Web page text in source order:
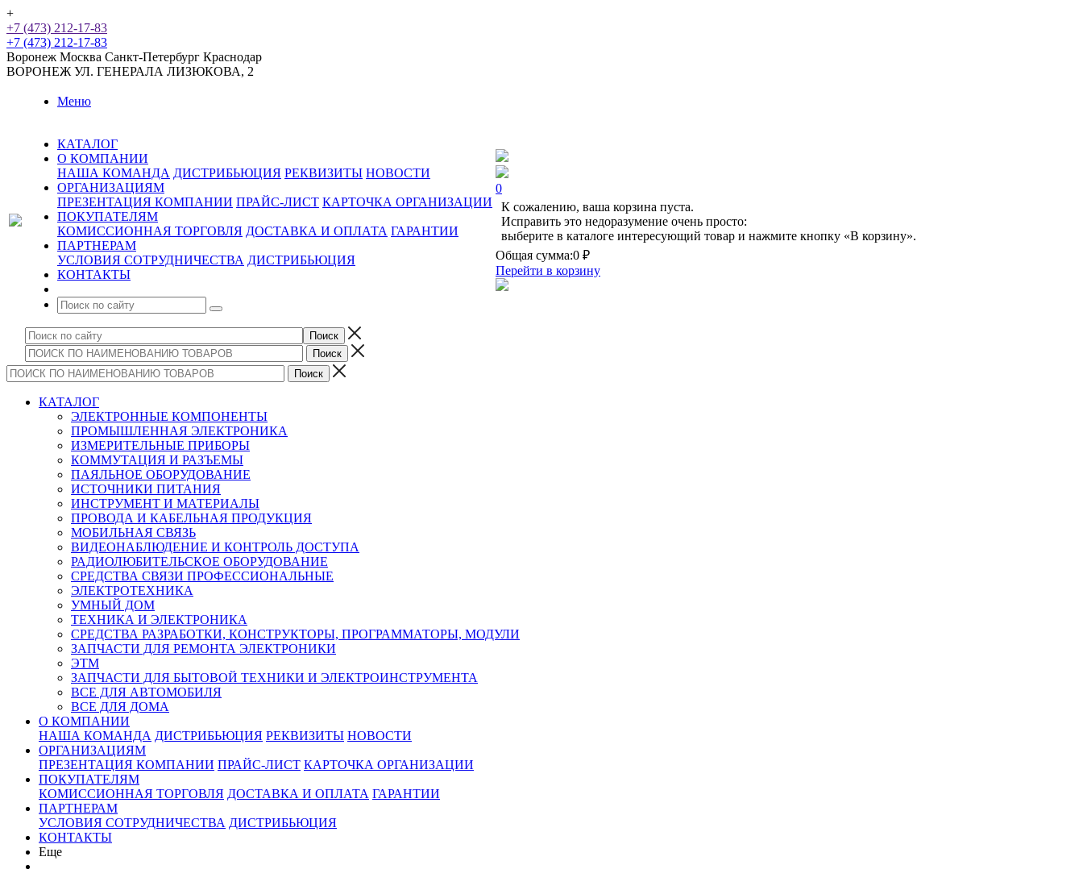
+
+7 (473) 212-17-83
+7 (473) 212-17-83
Воронеж Москва Санкт-Петербург Краснодар
ВОРОНЕЖ УЛ. ГЕНЕРАЛА ЛИЗЮКОВА, 2
Меню
КАТАЛОГ
О КОМПАНИИ
НАША КОМАНДА ДИСТРИБЬЮЦИЯ РЕКВИЗИТЫ НОВОСТИ
ОРГАНИЗАЦИЯМ
ПРЕЗЕНТАЦИЯ КОМПАНИИ ПРАЙС-ЛИСТ КАРТОЧКА ОРГАНИЗАЦИИ
ПОКУПАТЕЛЯМ
КОМИССИОННАЯ ТОРГОВЛЯ ДОСТАВКА И ОПЛАТА ГАРАНТИИ
ПАРТНЕРАМ
УСЛОВИЯ СОТРУДНИЧЕСТВА ДИСТРИБЬЮЦИЯ
КОНТАКТЫ
0
К сожалению, ваша корзина пуста.
Исправить это недоразумение очень просто:
выберите в каталоге интересующий товар и нажмите кнопку «В корзину».
Общая сумма:0 ₽
Перейти в корзину
КАТАЛОГ
ЭЛЕКТРОННЫЕ КОМПОНЕНТЫ
ПРОМЫШЛЕННАЯ ЭЛЕКТРОНИКА
ИЗМЕРИТЕЛЬНЫЕ ПРИБОРЫ
КОММУТАЦИЯ И РАЗЪЕМЫ
ПАЯЛЬНОЕ ОБОРУДОВАНИЕ
ИСТОЧНИКИ ПИТАНИЯ
ИНСТРУМЕНТ И МАТЕРИАЛЫ
ПРОВОДА И КАБЕЛЬНАЯ ПРОДУКЦИЯ
МОБИЛЬНАЯ СВЯЗЬ
ВИДЕОНАБЛЮДЕНИЕ И КОНТРОЛЬ ДОСТУПА
РАДИОЛЮБИТЕЛЬСКОЕ ОБОРУДОВАНИЕ
СРЕДСТВА СВЯЗИ ПРОФЕССИОНАЛЬНЫЕ
ЭЛЕКТРОТЕХНИКА
УМНЫЙ ДОМ
ТЕХНИКА И ЭЛЕКТРОНИКА
СРЕДСТВА РАЗРАБОТКИ, КОНСТРУКТОРЫ, ПРОГРАММАТОРЫ, МОДУЛИ
ЗАПЧАСТИ ДЛЯ РЕМОНТА ЭЛЕКТРОНИКИ
ЭТМ
ЗАПЧАСТИ ДЛЯ БЫТОВОЙ ТЕХНИКИ И ЭЛЕКТРОИНСТРУМЕНТА
ВСЕ ДЛЯ АВТОМОБИЛЯ
ВСЕ ДЛЯ ДОМА
О КОМПАНИИ
НАША КОМАНДА ДИСТРИБЬЮЦИЯ РЕКВИЗИТЫ НОВОСТИ
ОРГАНИЗАЦИЯМ
ПРЕЗЕНТАЦИЯ КОМПАНИИ ПРАЙС-ЛИСТ КАРТОЧКА ОРГАНИЗАЦИИ
ПОКУПАТЕЛЯМ
КОМИССИОННАЯ ТОРГОВЛЯ ДОСТАВКА И ОПЛАТА ГАРАНТИИ
ПАРТНЕРАМ
УСЛОВИЯ СОТРУДНИЧЕСТВА ДИСТРИБЬЮЦИЯ
КОНТАКТЫ
Еще